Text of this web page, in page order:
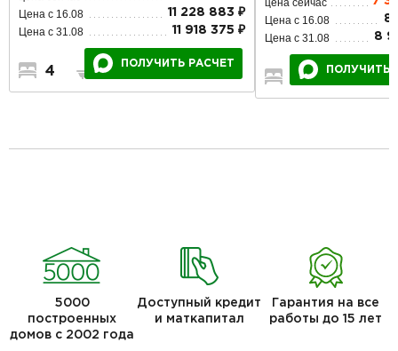
Цена с 16.08 11 228 883 ₽
Цена с 31.08 11 918 375 ₽
4 3 2
ПОЛУЧИТЬ РАСЧЕТ
Цена с 16.08 8
Цена с 31.08 8
4 2
ПОЛУЧИТЬ
5000
построенных
домов с 2002 года
Доступный кредит
и маткапитал
Гарантия на все
работы до 15 лет